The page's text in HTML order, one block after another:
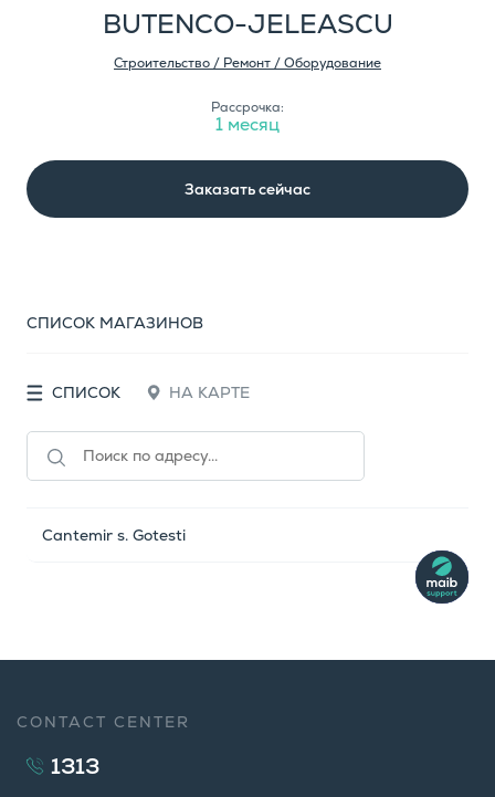
BUTENCO-JELEASCU
Строительство / Ремонт / Оборудование
Рассрочка:
1 месяц
Заказать сейчас
СПИСОК МАГАЗИНОВ
СПИСОК НА КАРТЕ
Cantemir s. Gotesti
CONTACT CENTER
1313